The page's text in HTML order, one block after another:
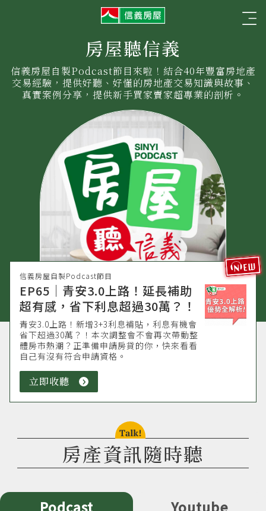
屋
房屋聽信義
信義房屋自製Podcast節目來啦！結合40年豐富房地產
交易經驗，提供好聽、好懂的房地產交易知識與故事、
真實案例分享，提供新手買家賣家超專業的剖析。
信義房屋自製Podcast節目
EP65｜青安3.0上路！延長補助
超有感，省下利息超過30萬？！
青安3.0上路！新增3+3利息補貼，利息有機會
省下超過30萬？！本次調整會不會再次帶動整
體房市熱潮？正準備申請房貸的你，快來看看
自己有沒有符合申請資格。
立即收聽
即
收
talk!
房產資訊隨時聽
Podcast Youtube